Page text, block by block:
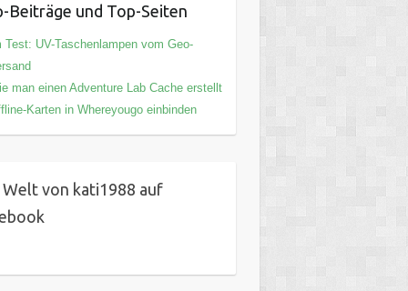
Beiträge und Top-Seiten
Test: UV-Taschenlampen vom Geo-
man einen Adventure Lab Cache erstellt
Karten in Whereyougo einbinden
Welt von kati1988 auf